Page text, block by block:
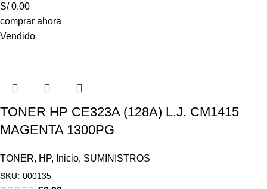
S/ 0.00
comprar ahora
Vendido
TONER HP CE323A (128A) L.J. CM1415
MAGENTA 1300PG
TONER, HP, Inicio, SUMINISTROS
SKU: 000135